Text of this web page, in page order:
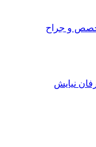
و جراح
نیایش